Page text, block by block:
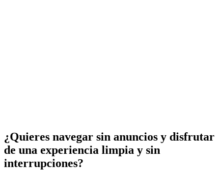
¿Quieres navegar sin anuncios y disfrutar
de una experiencia limpia y sin
interrupciones?